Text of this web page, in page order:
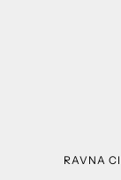
RAVNA